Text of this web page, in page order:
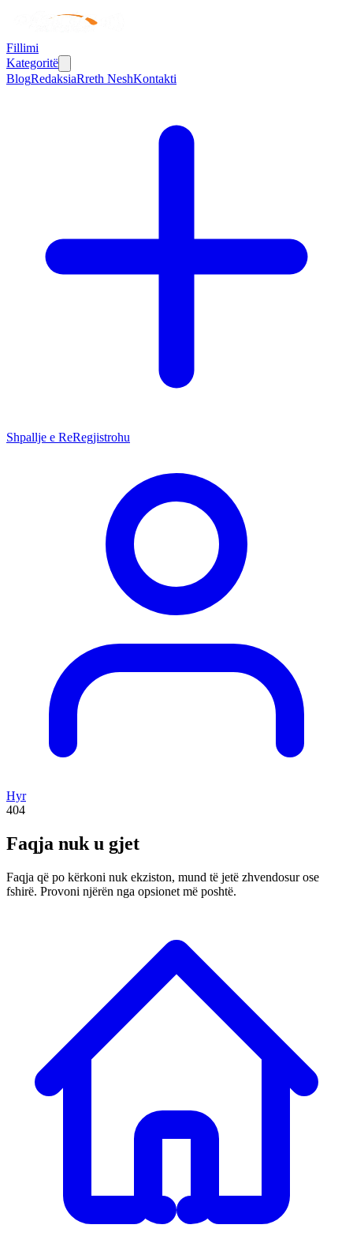
Fillimi
Kategoritë
BlogRedaksiaRreth NeshKontakti
Shpallje e ReRegjistrohu
Hyr
404
Faqja nuk u gjet
Faqja që po kërkoni nuk ekziston, mund të jetë zhvendosur ose
fshirë. Provoni njërën nga opsionet më poshtë.